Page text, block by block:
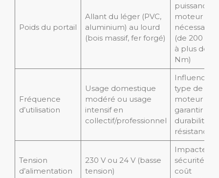
Poids du portail
Allant du léger (PVC,
aluminium) au lourd
(bois massif, fer forgé)
puissance
moteur
nécessaire
(de 200 Nm
à plus de
Nm)
Fréquence
d’utilisation
Usage domestique
modéré ou usage
intensif en
collectif/professionnel
Influence le
type de
moteur
garantir
durabilité et
résistance
Tension
d’alimentation
230 V ou 24 V (basse
tension)
Impacte la
sécurité et
coût